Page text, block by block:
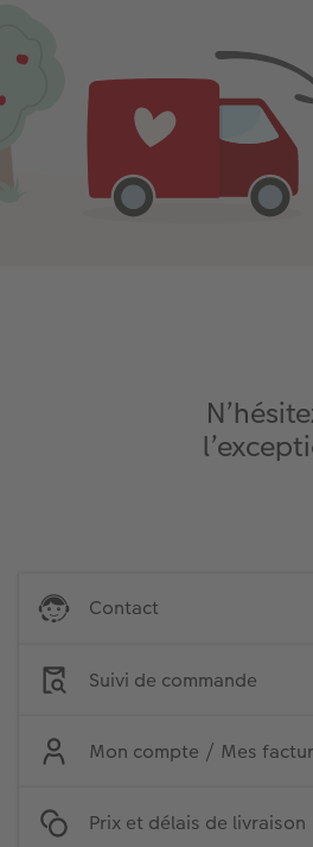
Contact
Suivi de commande
Mon compte / Mes
Prix et délais de livraison